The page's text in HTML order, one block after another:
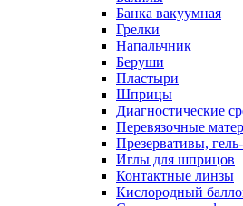
Банка вакуумная
Грелки
Напальчник
Беруши
Пластыри
Шприцы
Диагностические
Перевязочные
Презервативы,
Иглы для шприцов
Контактные линзы
Кислородный